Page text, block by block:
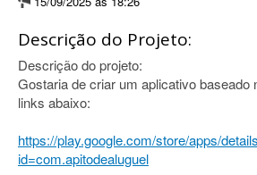
Descrição do Projeto:
Descrição do projeto:
Gostaria de criar um aplicativo baseado
links abaixo:
https://play.google.com/store/apps/
id=com.apitodealuguel